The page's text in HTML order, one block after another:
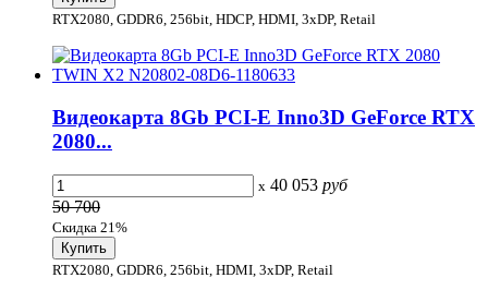
RTX2080, GDDR6, 256bit, HDCP, HDMI, 3xDP, Retail
Видеокарта 8Gb PCI-E Inno3D GeForce RTX
2080...
x 40 053 руб
50 700
Скидка 21%
RTX2080, GDDR6, 256bit, HDMI, 3xDP, Retail